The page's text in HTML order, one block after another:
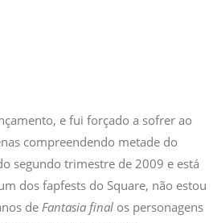
e fui forçado a sofrer ao
compreendendo metade do
segundo trimestre de 2009 e está
dos fapfests do Square, não estou
deFantasia final os personagens